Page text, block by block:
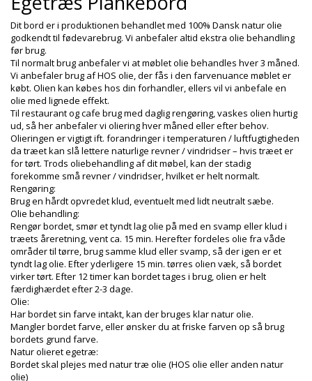
Dit bord er i produktionen behandlet med 100% Dansk natur olie
godkendt til fødevarebrug. Vi anbefaler altid ekstra olie behandling
før brug.
Til normalt brug anbefaler vi at møblet olie behandles hver 3 måned.
Vi anbefaler brug af HOS olie, der fås i den farvenuance møblet er
købt. Olien kan købes hos din forhandler, ellers vil vi anbefale en
olie med lignede effekt.
Til restaurant og cafe brug med daglig rengøring, vaskes olien hurtig
ud, så her anbefaler vi oliering hver måned eller efter behov.
Olieringen er vigtigt ift. forandringer i temperaturen / luftfugtigheden
da træet kan slå lettere naturlige revner / vindridser – hvis træet er
for tørt. Trods oliebehandling af dit møbel, kan der stadig
forekomme små revner / vindridser, hvilket er helt normalt.
Rengøring:
Brug en hårdt opvredet klud, eventuelt med lidt neutralt sæbe.
Olie behandling:
Rengør bordet, smør et tyndt lag olie på med en svamp eller klud i
træets åreretning, vent ca. 15 min. Herefter fordeles olie fra våde
områder til tørre, brug samme klud eller svamp, så der igen er et
tyndt lag olie. Efter yderligere 15 min. tørres olien væk, så bordet
virker tørt. Efter 12 timer kan bordet tages i brug, olien er helt
færdighærdet efter 2-3 dage.
Olie:
Har bordet sin farve intakt, kan der bruges klar natur olie.
Mangler bordet farve, eller ønsker du at friske farven op så brug
bordets grund farve.
Natur olieret egetræ:
Bordet skal plejes med natur træ olie (HOS olie eller anden natur
olie)